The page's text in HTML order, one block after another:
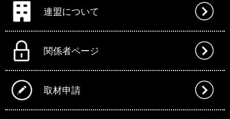
連盟について
関係者ページ
取材申請